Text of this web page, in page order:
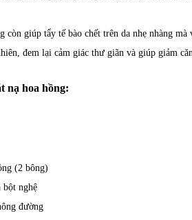
còn giúp tẩy tế bào chết trên da nhẹ nhàng
đem lại cảm giác thư giãn và giúp giảm
nạ hoa hồng:
(2 bông)
bột nghệ
đường